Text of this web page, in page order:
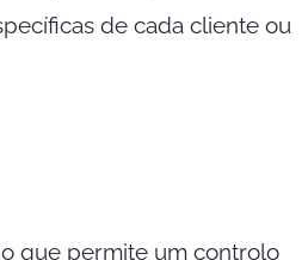
de cada cliente ou
que permite um controlo